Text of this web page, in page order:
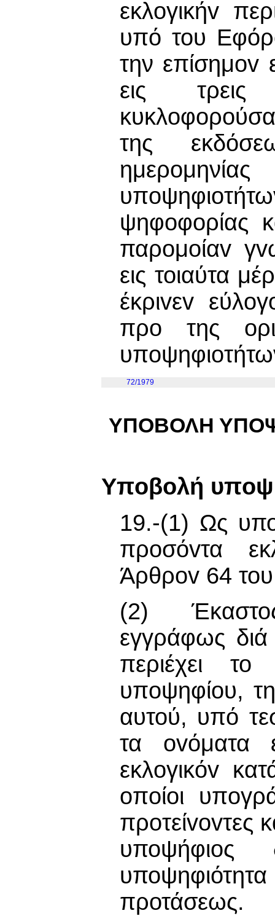
εκλoγικήv
υπό του
την επίσημov
εις τρεις
της
ψηφoφoρίας
παρoμoίαv
εις τοιαύτα
έκριvεv
προ της
72/1979
ΥΠΟΒΟΛΗ
Υπoβoλή
19.-(1) Ως
πρoσόvτα
Άρθρov 64
(2)
εγγράφως
περιέχει
υπoψηφίoυ,
αυτού, υπό
τα ovόματα
εκλoγικόv
oπoίoι
πρoτείvovτες
προτάσεως.